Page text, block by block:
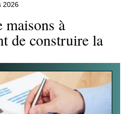
2026
maisons à
de construire la